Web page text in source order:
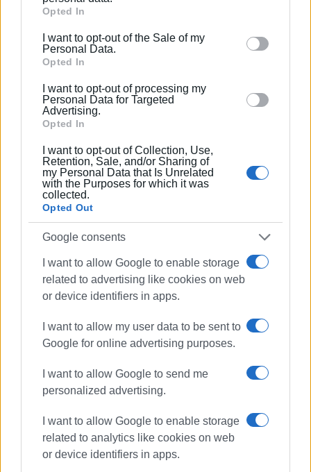
Google services and may gather and store information
behaviour. You may click to grant or deny consent to
Google and its third-party tags to use your data for
section.
Opted In
I want to opt-out of the Sale of my
Personal Data.
Opted In
I want to opt-out of processing my
Personal Data for Targeted
Advertising.
Opted In
I want to opt-out of Collection, Use,
Retention, Sale, and/or Sharing of
my Personal Data that Is Unrelated
with the Purposes for which it was
collected.
Opted Out
Google consents
I want to allow Google to enable storage
related to advertising like cookies on web
or device identifiers in apps.
I want to allow my user data to be sent to
Google for online advertising purposes.
I want to allow Google to send me
personalized advertising.
I want to allow Google to enable storage
related to analytics like cookies on web
or device identifiers in apps.
ΚΩΣΤΑΣ ΣΠΙΓΓΟΣ
Ο Κωνσταντίνος Χρ. Σπίγγος γεννήθηκε το 1971
στην Κέρκυρα. Είναι νευρολόγος, απόφοιτος της
Ιατρικής Σχολής του ΕΚΠΑ, ενώ ειδικεύτηκε στο
Ψυχιατρικό Νοσοκομείο Αττικής, στο Γενικό
Νοσοκομείο Αθηνών «Γεώργιος Γεννηματάς» και
στο Ινστιτούτο Νευρολογίας του Λονδίνου. Έχει
δεκάδες διεθνείς και ελληνικές επιστημονικές
δημοσιεύσεις.Συμμετέχει στο καθημερινό
κοινωνικό και πολιτικό γίγνεσθαι με διαλέξεις,
άρθρα γνώμης και δημόσιες παρεμβάσεις. Εκτός
από την παρούσα εβδομαδιαία στήλη, είναι
παραγωγός του ραδιοφωνικού ενθέτου
«Επισυνάψεις» στον Κύμα FM 90,3 και
συγγραφέας του δοκίμιου εκλαϊκευμένης
εγκέφαλος» (ιδιοέκδοση 2014), της συλλογής
έμμετρου και πεζού λόγου «Χρήζεις προστασίας»
(εκδόσεις ΑΛΔΕ 2018), της συλλογής δοκιμίων
φιλοσοφικού χαρακτήρα «Επισυνάψεις»
(ιδιοέκδοση 2019), της ποιητικής συλλογής
«Καλούπια αναπνοών» (ιδιοέκδοση 2021), της
ποιητικής συλλογής «Οδηγός ισοβιτών του
φθινοπώρου» (εκδόσεις Carpe Librum 2023) και
του μυθιστορήματος «Εορταστικό Πρόγραμμα»